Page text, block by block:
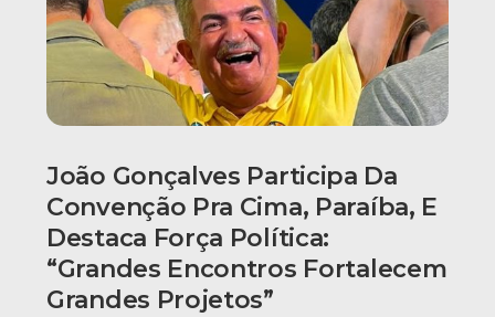
João Gonçalves Participa Da
Convenção Pra Cima, Paraíba, E
Destaca Força Política:
“grandes Encontros Fortalecem
Grandes Projetos”